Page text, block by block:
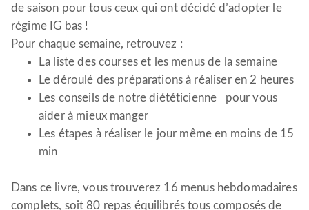
de saison pour tous ceux qui ont décidé d’adopter le
régime IG bas !
Pour chaque semaine, retrouvez :
La liste des courses et les menus de la semaine
Le déroulé des préparations à réaliser en 2 heures
Les conseils de notre diététicienne pour vous
aider à mieux manger
Les étapes à réaliser le jour même en moins de 15
min
Dans ce livre, vous trouverez 16 menus hebdomadaires
complets, soit 80 repas équilibrés tous composés de